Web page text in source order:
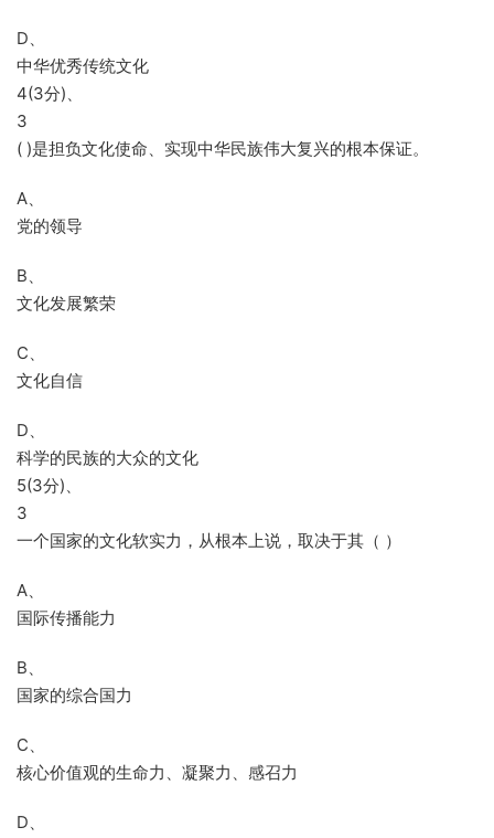
D、
中华优秀传统文化
4(3分)、
3
( )是担负文化使命、实现中华民族伟大复兴的根本保证。
A、
党的领导
B、
文化发展繁荣
C、
文化自信
D、
科学的民族的大众的文化
5(3分)、
3
一个国家的文化软实力，从根本上说，取决于其（ ）
A、
国际传播能力
B、
国家的综合国力
C、
核心价值观的生命力、凝聚力、感召力
D、